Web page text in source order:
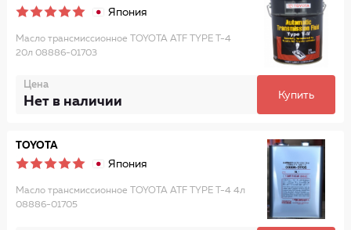
Япония
Масло трансмиссионное TOYOTA ATF TYPE T-4
20л 08886-01703
Цена
Нет в наличии Купить
TOYOTA
Япония
Масло трансмиссионное TOYOTA ATF TYPE T-4 4л
08886-01705